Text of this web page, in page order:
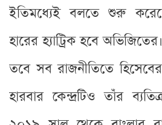
ইতিমধ্যেই বলতে শুরু
হারের হ্যাট্রিক হবে অভিজিতের।
তবে সব রাজনীতিতে
হারবার কেন্দ্রটিও তাঁর